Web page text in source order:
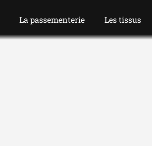
La passementerie Les tissus